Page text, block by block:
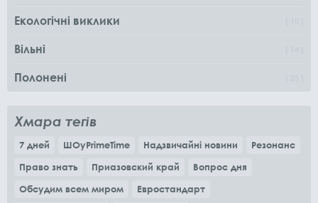
Екологічні виклики
Вільні
Полонені
Хмара тегів
7 дней ШОуPrimeTime Надзвичайні новини
Резонанс
Право знать
Приазовский край
Вопрос дня
Обсудим всем миром
Евростандарт